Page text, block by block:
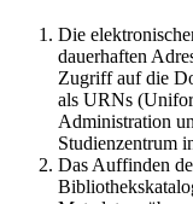
Die
dauerhaften
Zugriff auf die
als URNs
Administration
Studienzentrum
Das Auffinden